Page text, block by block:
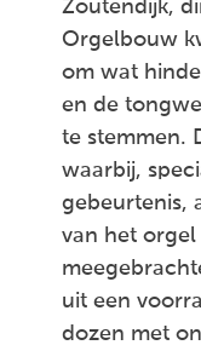
Zoutendijk,
Orgelbouw
om wat
en de
te stemmen.
waarbij,
gebeurtenis,
van het
uit een
dozen met